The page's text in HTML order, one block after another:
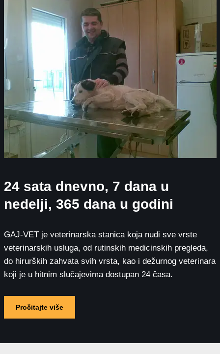
24 sata dnevno, 7 dana u
nedelji, 365 dana u godini
GAJ-VET je veterinarska stanica koja nudi sve vrste
veterinarskih usluga, od rutinskih medicinskih pregleda,
do hirurških zahvata svih vrsta, kao i dežurnog veterinara
koji je u hitnim slučajevima dostupan 24 časa.
Pročitajte više